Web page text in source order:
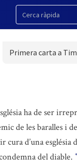
Primera carta a
ha de ser
de les baralles i
d’una església
del diable. *